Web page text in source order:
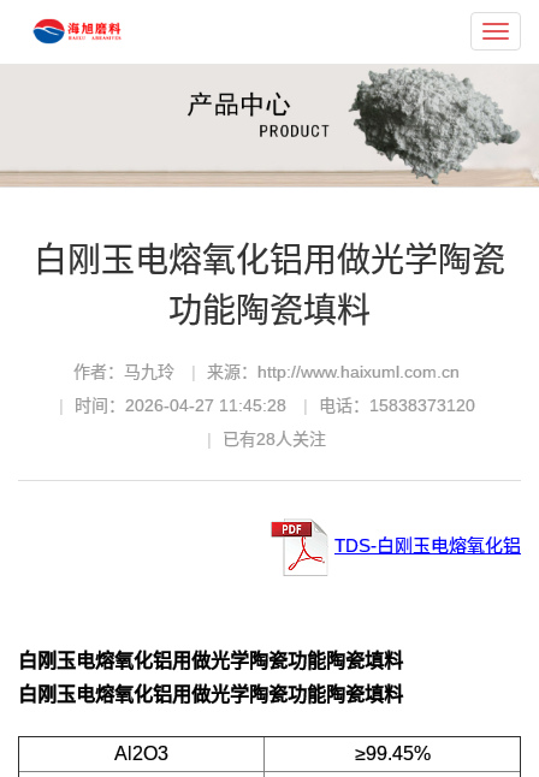
白刚玉电熔氧化铝用做光学陶瓷
功能陶瓷填料
作者：马九玲
来源：http://www.haixuml.com.cn
时间：2026-04-27 11:45:28
电话：15838373120
已有28人关注
TDS-白刚玉电熔氧化铝
白刚玉电熔氧化铝用做光学陶瓷功能陶瓷填料
白刚玉电熔氧化铝用做光学陶瓷功能陶瓷填料
Al2O3
≥99.45%